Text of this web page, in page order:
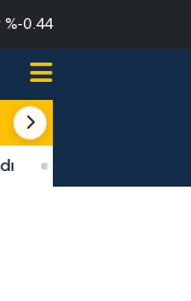
%-0.44
Turizm